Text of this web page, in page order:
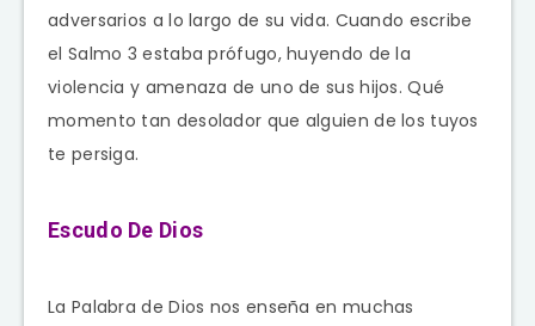
adversarios a lo largo de su vida. Cuando escribe
el Salmo 3 estaba prófugo, huyendo de la
violencia y amenaza de uno de sus hijos. Qué
momento tan desolador que alguien de los tuyos
te persiga.
Escudo De Dios
La Palabra de Dios nos enseña en muchas